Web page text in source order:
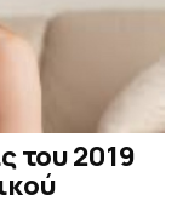
του 2019